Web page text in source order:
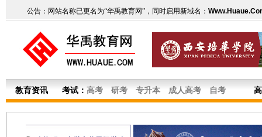
公告：网站名称已更名为“华禹教育网”，同时启用新域名：
教育资讯 考试： 高考 研考 专升本 成人高考 自考